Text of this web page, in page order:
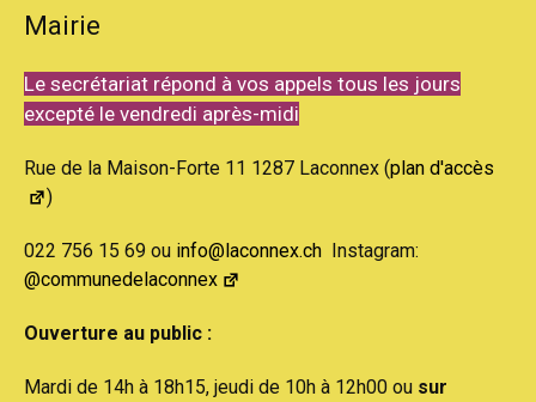
Mairie
Le secrétariat répond à vos appels tous les jours
excepté le vendredi après-midi
Rue de la Maison-Forte 11 1287 Laconnex (plan d'accès
)
022 756 15 69 ou info@laconnex.ch Instagram:
@communedelaconnex
Ouverture au public :
Mardi de 14h à 18h15, jeudi de 10h à 12h00 ou sur